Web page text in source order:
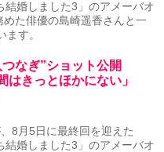
結婚しました3」のアメーバオ
めた俳優の島崎遥香さんと一
す。
つなぎ”ショット公開
はきっとほかにない」
8月5日に最終回を迎えた
結婚しました3」のアメーバオ